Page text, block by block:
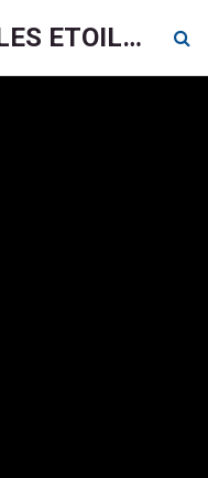
LE CRAYON DANS LES ETOILES